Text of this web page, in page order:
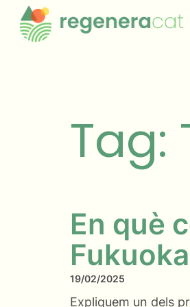
Tag:
En què
19/02/2025
Expliquem un dels